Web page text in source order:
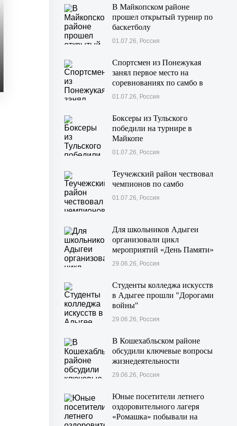
В Майкопском районе
прошел открытый турнир по
баскетболу
01.07.26, Россия
Спортсмен из Понежукая
занял первое место на
соревнованиях по самбо в
Московской области
01.07.26, Россия
Боксеры из Тульского
победили на турнире в
Майкопе
01.07.26, Россия
Теучежский район чествовал
чемпионов по самбо
01.07.26, Россия
Для школьников Адыгеи
организовали цикл
мероприятий «День Памяти»
29.06.26, Россия
Студенты колледжа искусств
в Адыгее прошли "Дорогами
войны"
29.06.26, Россия
В Кошехабльском районе
обсудили ключевые вопросы
жизнедеятельности
муниципалитета
29.06.26, Россия
Юные посетители летнего
оздоровительного лагеря
«Ромашка» побывали на